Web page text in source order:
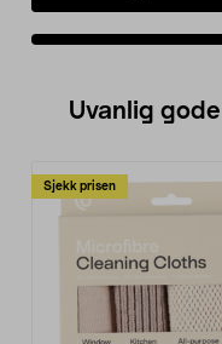
Uvanlig
Sjekk prisen